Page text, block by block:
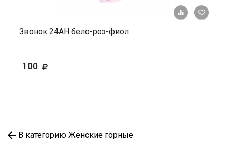
+ К
Звонок 24АН бело-роз-фиол
100
В категорию Женские горные